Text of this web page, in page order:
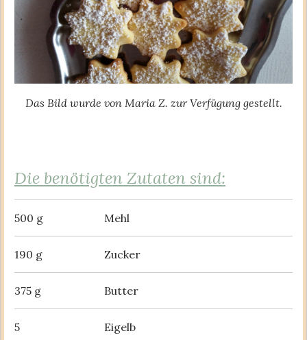
Das Bild wurde von Maria Z. zur Verfügung gestellt.
Die benötigten Zutaten sind:
500 g Mehl
190 g Zucker
375 g Butter
5 Eigelb